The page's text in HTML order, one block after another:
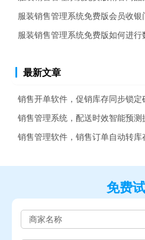
服装销售管理系统免费版会员收银
服装销售管理系统免费版如何进行
最新文章
销售开单软件，促销库存同步锁定
销售管理系统，配送时效智能预测
销售管理软件，销售订单自动转库
免费